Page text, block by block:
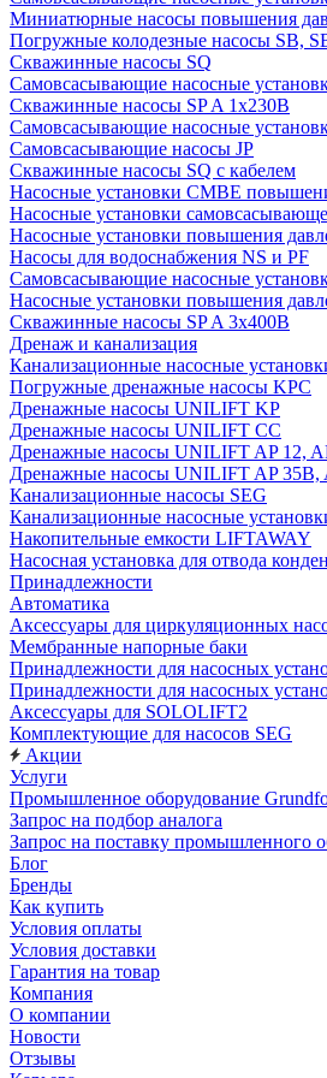
Миниатюрные насосы повышения
Погружные колодезные насосы SB,
Скважинные насосы SQ
Самовсасывающие насосные
Скважинные насосы SP A 1x230В
Самовсасывающие насосные
Самовсасывающие насосы JP
Скважинные насосы SQ с кабелем
Насосные установки CMBE
Насосные установки
Насосные установки повышения
Насосы для водоснабжения NS и PF
Самовсасывающие насосные
Насосные установки повышения
Скважинные насосы SP A 3x400В
Дренаж и канализация
Канализационные насосные
Погружные дренажные насосы KPC
Дренажные насосы UNILIFT KP
Дренажные насосы UNILIFT CC
Дренажные насосы UNILIFT AP 12,
Дренажные насосы UNILIFT AP 35B,
Канализационные насосы SEG
Канализационные насосные
Накопительные емкости LIFTAWAY
Насосная установка для отвода
Принадлежности
Автоматика
Аксессуары для циркуляционных
Мембранные напорные баки
Принадлежности для насосных
Принадлежности для насосных
Аксессуары для SOLOLIFT2
Комплектующие для насосов SEG
Акции
Услуги
Промышленное оборудование
Запрос на подбор аналога
Запрос на поставку промышленного
Блог
Бренды
Как купить
Условия оплаты
Условия доставки
Гарантия на товар
Компания
О компании
Новости
Отзывы